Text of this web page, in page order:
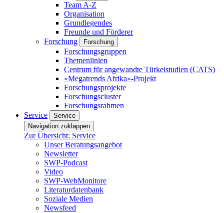
Team A-Z
Organisation
Grundlegendes
Freunde und Förderer
Forschung
Forschung
Forschungsgruppen
Themenlinien
Centrum für angewandte Türkeistudien (CATS)
»Megatrends Afrika«-Projekt
Forschungsprojekte
Forschungscluster
Forschungsrahmen
Service
Service
Navigation zuklappen
Zur Übersicht: Service
Unser Beratungsangebot
Newsletter
SWP-Podcast
Video
SWP-WebMonitore
Literaturdatenbank
Soziale Medien
Newsfeed